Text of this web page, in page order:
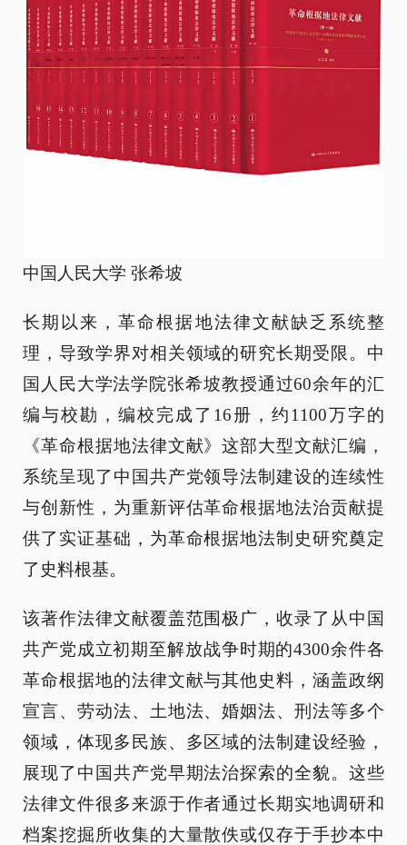
中国人民大学 张希坡
长期以来，革命根据地法律文献缺乏系统整
理，导致学界对相关领域的研究长期受限。中
国人民大学法学院张希坡教授通过60余年的汇
编与校勘，编校完成了16册，约1100万字的
《革命根据地法律文献》这部大型文献汇编，
系统呈现了中国共产党领导法制建设的连续性
与创新性，为重新评估革命根据地法治贡献提
供了实证基础，为革命根据地法制史研究奠定
了史料根基。
该著作法律文献覆盖范围极广，收录了从中国
共产党成立初期至解放战争时期的4300余件各
革命根据地的法律文献与其他史料，涵盖政纲
宣言、劳动法、土地法、婚姻法、刑法等多个
领域，体现多民族、多区域的法制建设经验，
展现了中国共产党早期法治探索的全貌。这些
法律文件很多来源于作者通过长期实地调研和
档案挖掘所收集的大量散佚或仅存于手抄本中